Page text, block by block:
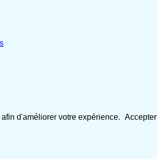
d'améliorer votre expérience. Accepter